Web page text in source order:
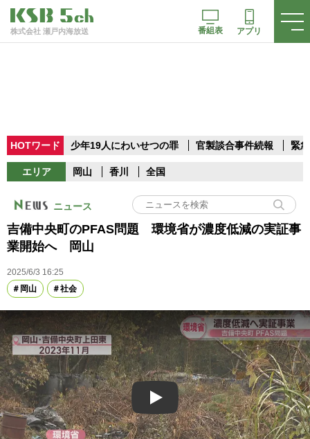
株式会社 瀬戸内海放送 番組表 アプリ
HOTワード 少年19人にわいせつの罪 官製談合事件続報 緊
エリア 岡山 香川 全国
ニュース
吉備中央町のPFAS問題 環境省が濃度低減の実証事
業開始へ 岡山
2025/6/3 16:25
岡山
社会
Play